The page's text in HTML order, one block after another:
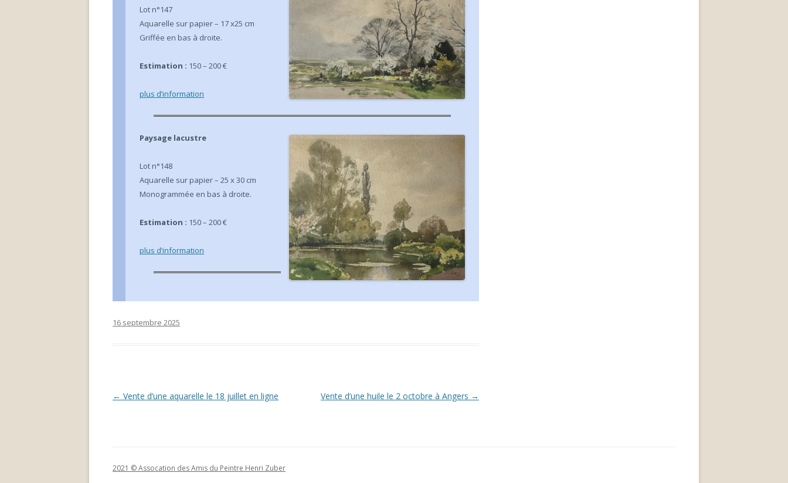
Lot n°147
Aquarelle sur papier – 17 x25 cm
Griffée en bas à droite.
Estimation : 150 – 200 €
plus d’information
Paysage lacustre
Lot n°148
Aquarelle sur papier – 25 x 30 cm
Monogrammée en bas à droite.
Estimation : 150 – 200 €
plus d’information
16 septembre 2025
Navigation
← Vente d’une aquarelle le 18 juillet en ligne Vente d’une huile le 2 octobre à Angers →
2021 © Assocation des Amis du Peintre Henri Zuber